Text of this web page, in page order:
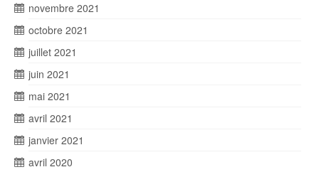
novembre 2021
octobre 2021
juillet 2021
juin 2021
mai 2021
avril 2021
janvier 2021
avril 2020